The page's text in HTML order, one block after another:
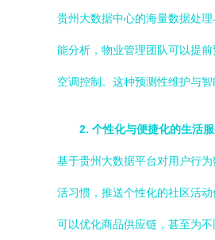
贵州大数据中心的海量数据处
能分析，物业管理团队可以提
空调控制。这种预测性维护与
2. 个性化与便捷化的生活
基于贵州大数据平台对用户行
活习惯，推送个性化的社区活
可以优化商品供应链，甚至为不